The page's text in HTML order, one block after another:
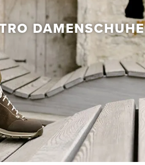
DAMENSCHUHE